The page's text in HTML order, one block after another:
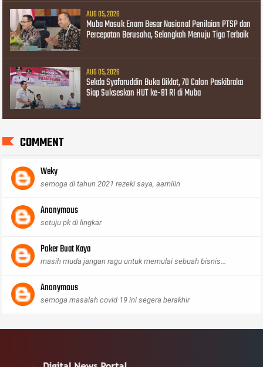
AUG 05, 2026
Muba Masuk Enam Besar Nasional Penilaian PTSP dan
Percepatan Berusaha, Selangkah Menuju Tiga Terbaik
AUG 05, 2026
Sekda Syafaruddin Buka Diklat, 70 Calon Paskibraka
Siap Sukseskan HUT ke-81 RI di Muba
COMMENT
Weky
semoga di tahun 2021 rezeki saya, aamiiin
Anonymous
setuju pk di lingkar
Poker Buat Kaya
masih muda jangan ragu untuk memulai sebuah bisnis...
Anonymous
semoga masalah covid 19 ini segera berakhir